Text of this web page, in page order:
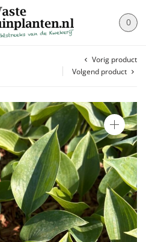
0
Vorig product
Volgend product